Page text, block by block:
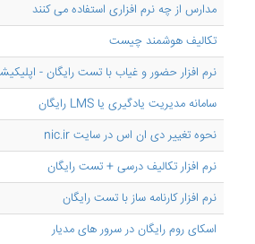
مدارس از چه نرم افزاری استفاده می کنند
تکالیف هوشمند چیست
نرم افزار حضور و غیاب با تست رایگان -
سامانه مدیریت یادگیری یا LMS رایگان
نحوه تغییر دی ان اس در سایت nic.ir
نرم افزار تکالیف درسی + تست رایگان
نرم افزار کارنامه ساز با تست رایگان
اسکای روم رایگان در سرور های مدیار